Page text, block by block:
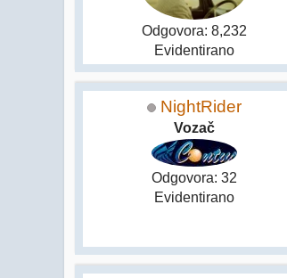
Odgovora: 8,232
Evidentirano
NightRider
Vozač
Odgovora: 32
Evidentirano